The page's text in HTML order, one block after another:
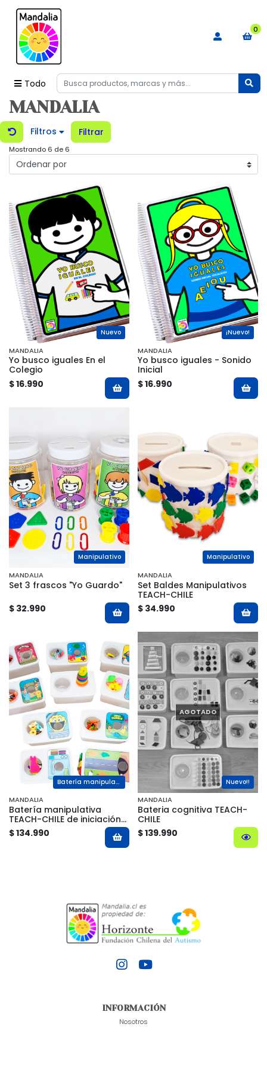
Todo
0
MANDALIA
Filtros Filtrar
Mostrando 6 de 6
Nuevo
MANDALIA
Yo busco iguales En el
Colegio
$ 16.990
¡Nuevo!
MANDALIA
Yo busco iguales - Sonido
Inicial
$ 16.990
Manipulativo
MANDALIA
Set 3 frascos "Yo Guardo"
$ 32.990
Manipulativo
MANDALIA
Set Baldes Manipulativos
TEACH-CHILE
$ 34.990
Batería manipulativa TEACH-CHILE
MANDALIA
Batería manipulativa
TEACH-CHILE de iniciación
al juego
$ 134.990
AGOTADO
Nuevo!!
MANDALIA
Bateria cognitiva TEACH-
CHILE
$ 139.990
INFORMACIÓN
Nosotros